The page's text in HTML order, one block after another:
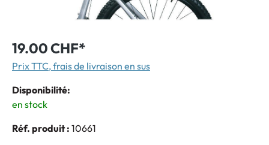
19.00 CHF*
Prix TTC, frais de livraison en sus
Disponibilité:
en stock
Réf. produit : 10661